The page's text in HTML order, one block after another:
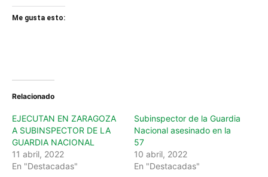
Me gusta esto:
Relacionado
EJECUTAN EN ZARAGOZA
A SUBINSPECTOR DE LA
GUARDIA NACIONAL
11 abril, 2022
En "Destacadas"
Subinspector de la Guardia
Nacional asesinado en la
57
10 abril, 2022
En "Destacadas"